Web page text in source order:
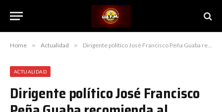
Home » Actualidad » Dirigente político José Francisco Peña Guaba recomienda al aspirante presidencial por el PLD Abel Martínez establecer una sociedad con el líder de la FUPU Leonel Fernández para que no se quede “oliendo donde otros guisan”
ACTUALIDAD
Dirigente político José Francisco